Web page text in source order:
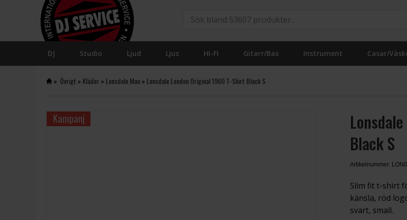
DJ Studio Ljud Ljus HI-FI Gitarr/Bas Instrument Casar/
» Övrigt » Kläder» Lonsdale Man» Lonsdale London Original 1960 T-Shirt Black S
Kampanj
Black S
Artikelnummer:
Slim fit t-shirt
känsla, röd
svart, small.